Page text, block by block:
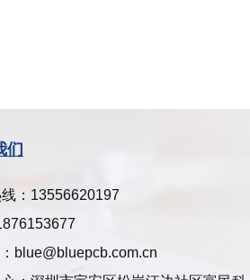
们
：13556620197
blue@bluepcb.com.cn